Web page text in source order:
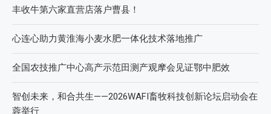
丰收牛第六家直营店落户曹县！
心连心助力黄淮海小麦水肥一体化技术落地推广
全国农技推广中心高产示范田测产观摩会见证鄂中肥效
智创未来，和合共生——2026WAFI畜牧科技创新论坛启动会在
蓉举行